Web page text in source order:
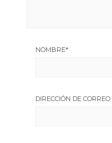
NOMBRE*
DIRECCIÓN DE